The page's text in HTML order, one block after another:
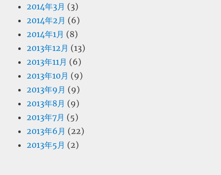
2014年3月 (3)
2014年2月 (6)
2014年1月 (8)
2013年12月 (13)
2013年11月 (6)
2013年10月 (9)
2013年9月 (9)
2013年8月 (9)
2013年7月 (5)
2013年6月 (22)
2013年5月 (2)